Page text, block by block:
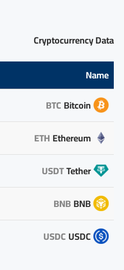
Cryptocurrency Data
Name
Bitcoin
BTC
Ethereum
ETH
Tether
USDT
BNB
BNB
USDC
USDC